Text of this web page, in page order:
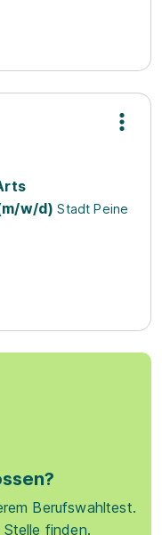
w/d) Stadt Peine
Berufswahltest.
finden.